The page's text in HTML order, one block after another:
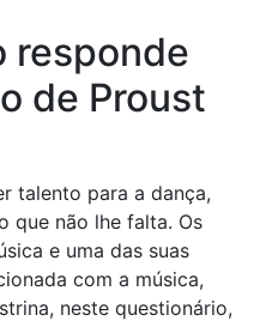
responde
de Proust
talento para a dança,
que não lhe falta. Os
e uma das suas
com a música,
neste questionário,